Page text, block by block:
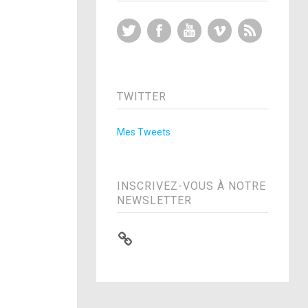
Twitter FacebookYouTubeVimeo
TWITTER
Mes Tweets
INSCRIVEZ-VOUS À NOTRE
NEWSLETTER